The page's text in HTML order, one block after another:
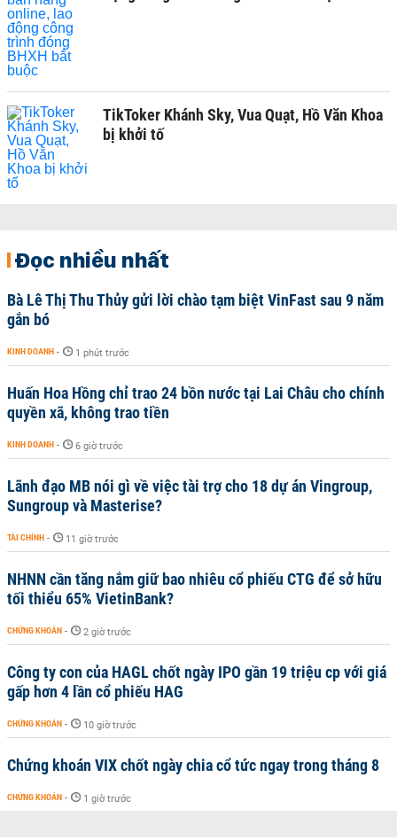
TikToker Khánh Sky, Vua Quạt, Hồ Văn Khoa
bị khởi tố
Đọc nhiều nhất
Bà Lê Thị Thu Thủy gửi lời chào tạm biệt VinFast sau 9 năm
gắn bó
KINH DOANH - 1 phút trước
Huấn Hoa Hồng chỉ trao 24 bồn nước tại Lai Châu cho chính
quyền xã, không trao tiền
KINH DOANH - 6 giờ trước
Lãnh đạo MB nói gì về việc tài trợ cho 18 dự án Vingroup,
Sungroup và Masterise?
TÀI CHÍNH - 11 giờ trước
NHNN cần tăng nắm giữ bao nhiêu cổ phiếu CTG để sở hữu
tối thiểu 65% VietinBank?
CHỨNG KHOÁN - 2 giờ trước
Công ty con của HAGL chốt ngày IPO gần 19 triệu cp với giá
gấp hơn 4 lần cổ phiếu HAG
CHỨNG KHOÁN - 10 giờ trước
Chứng khoán VIX chốt ngày chia cổ tức ngay trong tháng 8
CHỨNG KHOÁN - 1 giờ trước